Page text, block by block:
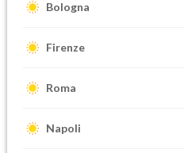
Bologna
Firenze
Roma
Napoli